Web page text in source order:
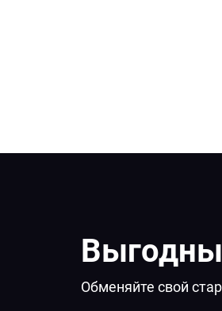
Обменяйте свой